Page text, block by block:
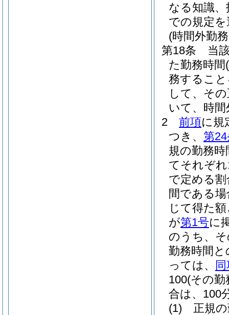
なる知識
での規定
(時間外勤
第18条
当
た勤務時間
務するこ
して、そ
いて、時
2
前項に規
つき、 第
規の勤務
てそれぞ
で定める割
間である
じて得た
が第1号に
のうち、
勤務時間
っては、
100(その勤
合は、100
(1)
正規